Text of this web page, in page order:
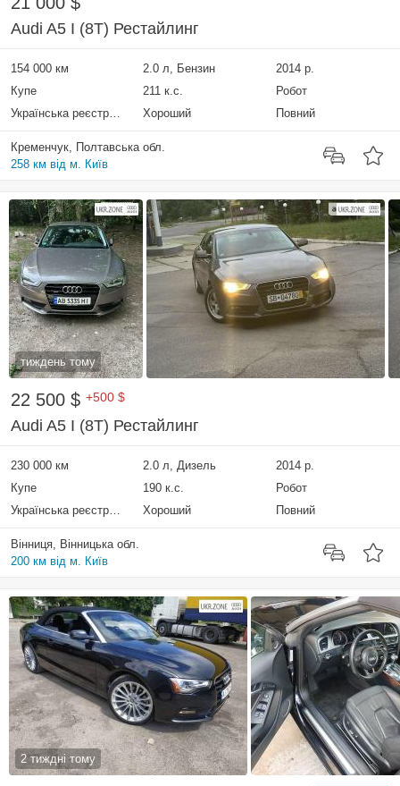
Audi A5 I (8T) Рестайлинг
154 000 км 2.0 л, Бензин
2014 р.
Купе
211 к.с.
Робот
Українська реєстрація
Хороший Повний
Кременчук, Полтавська обл.
258 км від м. Київ
тиждень тому
22 500 $ +500 $
Audi A5 I (8T) Рестайлинг
230 000 км 2.0 л, Дизель
2014 р.
Купе
190 к.с.
Робот
Українська реєстрація
Хороший Повний
Вінниця, Вінницька обл.
200 км від м. Київ
2 тиждні тому